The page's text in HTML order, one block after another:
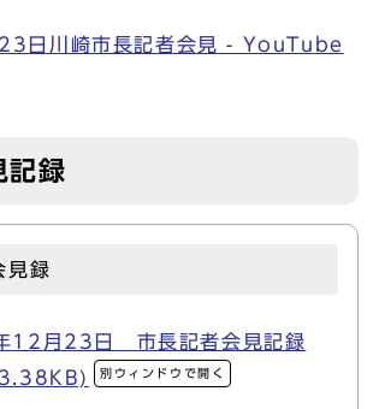
日川崎市長記者会見 - YouTube
記録
見録
12月23日 市長記者会見記録
別ウィンドウで開く